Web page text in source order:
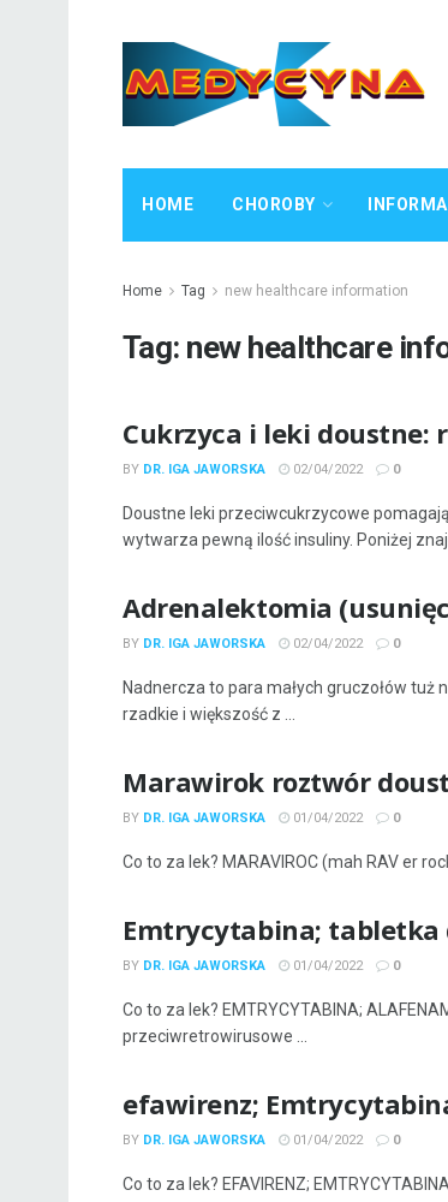
HOME CHOROBY
Home Tag new healthcare information
Tag: new healthcare
Cukrzyca i leki doustne:
BY DR. IGA JAWORSKA 02/04/2022 0
Doustne leki przeciwcukrzycowe
wytwarza pewną ilość insuliny. Poniżej
Adrenalektomia
BY DR. IGA JAWORSKA 02/04/2022 0
Nadnercza to para małych gruczołów
rzadkie i większość z ...
Marawirok roztwór
BY DR. IGA JAWORSKA 01/04/2022 0
Co to za lek? MARAVIROC (mah RAV er
Emtrycytabina;
BY DR. IGA JAWORSKA 01/04/2022 0
Co to za lek? EMTRYCYTABINA;
przeciwretrowirusowe ...
efawirenz;
BY DR. IGA JAWORSKA 01/04/2022 0
Co to za lek? EFAVIRENZ;